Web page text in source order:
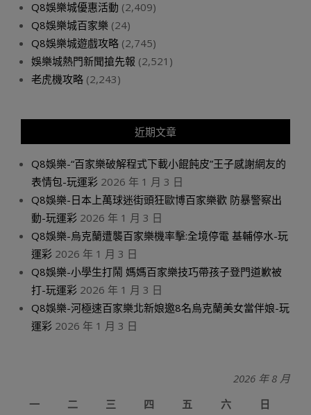
Q8娛樂城優惠活動 (2,409)
Q8娛樂城百家樂 (24)
Q8娛樂城遊戲攻略 (2,745)
娛樂城熱門新聞搶先報 (2,521)
老虎機攻略 (2,243)
近期文章
Q8娛樂-“百家樂破解程式下載小餛飩皮”王子感謝網友的
表情包-玩運彩 2026 年 1 月 3 日
Q8娛樂-日本上萬球迷街頭狂歐博百家樂歡 防暴警察出
動-玩運彩 2026 年 1 月 3 日
Q8娛樂-烏克蘭遭襲百家樂機率擊:全境停電 基輔停水-玩
運彩 2026 年 1 月 3 日
Q8娛樂-小學生打鬧 媽媽百家樂技巧帶孩子登門道歉被
打-玩運彩 2026 年 1 月 3 日
Q8娛樂-河極速百家樂北新娘邀8名烏克蘭美女當伴娘-玩
運彩 2026 年 1 月 3 日
2026 年 8 月
一
二 三 四 五 六
日